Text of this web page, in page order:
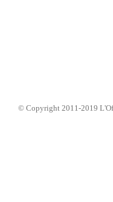
© Copyright 2011-2019